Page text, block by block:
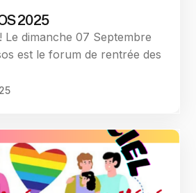
2025
Le dimanche 07 Septembre
est le forum de rentrée des